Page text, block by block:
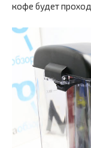
кофе будет